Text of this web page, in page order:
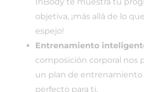
objetiva, ¡más allá de lo
espejo!
Entrenamiento
composición corporal nos
un plan de
perfecto para ti.